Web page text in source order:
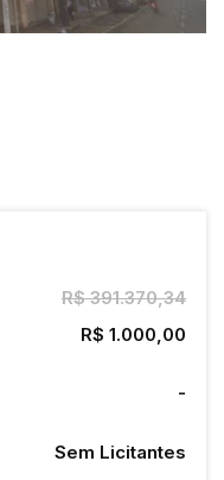
R$ 391.370,34
R$ 1.000,00
-
Sem Licitantes